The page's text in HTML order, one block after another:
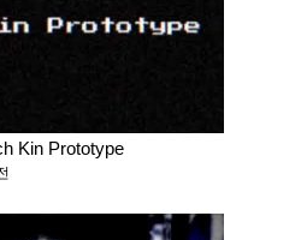
Kin Prototype